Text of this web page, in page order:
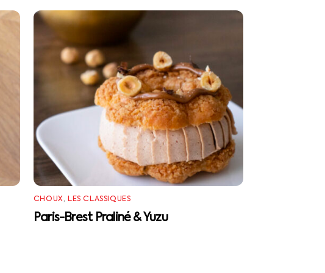
CHOUX, LES CLASSIQUES
Paris-Brest Praliné & Yuzu